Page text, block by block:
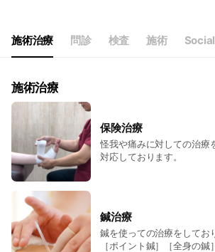
Sat10:00 - 17:00
祝日は10:00〜17：00営業になります。
施術治療 問診 検査 施術
施術治療
保険治療
怪我や痛みに対しての治療
対応しております。
鍼治療
鍼を使っての治療をしてお
［ポイント鍼］［全身の